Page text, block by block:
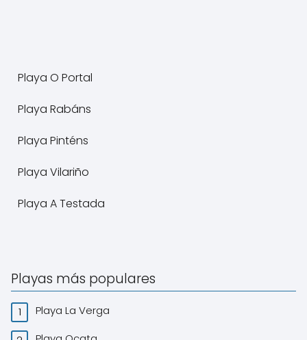
Playa O Portal
Playa Rabáns
Playa Pinténs
Playa Vilariño
Playa A Testada
Playas más populares
Playa La Verga